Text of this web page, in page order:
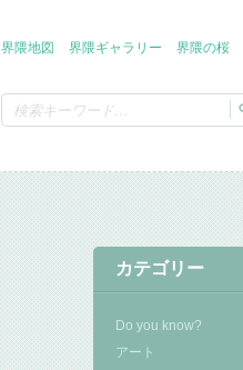
界隈地図 界隈ギャラリー 界隈の桜
カテゴリー
Do you know?
アート